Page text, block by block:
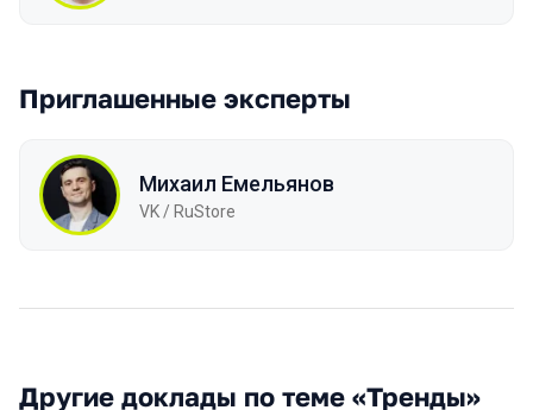
Приглашенные эксперты
Михаил Емельянов
VK / RuStore
Другие доклады по теме «Тренды»